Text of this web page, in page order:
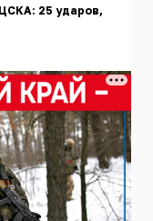
25 ударов,